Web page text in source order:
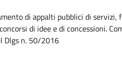
di appalti pubblici di servizi,
di idee e di concessioni.
Dlgs n. 50/2016